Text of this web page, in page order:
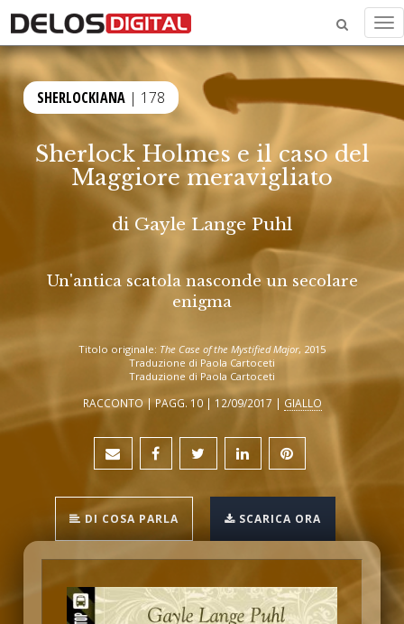
SHERLOCKIANA | 178
Sherlock Holmes e il caso del
Maggiore meravigliato
di Gayle Lange Puhl
Un'antica scatola nasconde un secolare
enigma
Titolo originale: The Case of the Mystified Major, 2015
Traduzione di Paola Cartoceti
Traduzione di Paola Cartoceti
RACCONTO | PAGG. 10 | 12/09/2017 | GIALLO
DI COSA PARLA SCARICA ORA